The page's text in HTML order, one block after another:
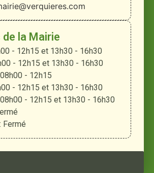
la Mairie
- 12h15 et 13h30 - 16h30
- 12h15 et 13h30 - 16h30
- 12h15
- 12h15 et 13h30 - 16h30
- 12h15 et 13h30 - 16h30
Fermé